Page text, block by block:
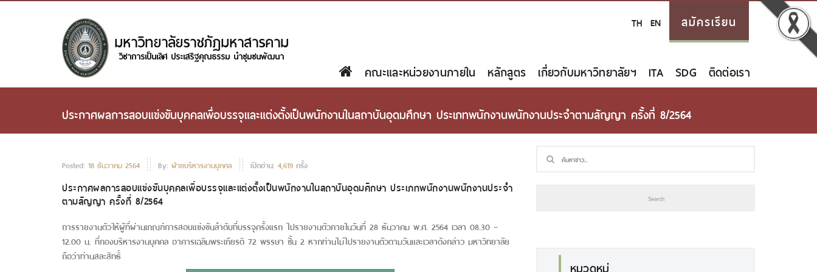
TH EN สมัครเรียน
คณะและหน่วยงานภายใน หลักสูตร เกี่ยวกับมหาวิทยาลัยฯ ITA SDG ติดต่อเรา
ประกาศผลการสอบแข่งขันบุคคลเพื่อบรรจุและแต่งตั้งเป็นพนักงานในสถาบันอุดมศึกษา ประเภทพนักงานพนักงานประจำตามสัญญา ครั้งที่ 8/2564
Posted: 18 ธันวาคม 2564 By: ฝ่ายบริหารงานบุคคล เปิดอ่าน: 4,619 ครั้ง
ประกาศผลการสอบแข่งขันบุคคลเพื่อบรรจุและแต่งตั้งเป็นพนักงานในสถาบันอุดมศึกษา ประเภทพนักงานพนักงานประจำ
ตามสัญญา ครั้งที่ 8/2564
การรายงานตัวให้ผู้ที่ผ่านเกณฑ์การสอบแข่งขันลำดับที่บรรจุครั้งแรก ไปรายงานตัวภายในวันที่ 28 ธันวาคม พ.ศ. 2564 เวลา 08.30 –
12.00 น. ที่กองบริหารงานบุคคล อาคารเฉลิมพระเกียรติ 72 พรรษา ชั้น 2 หากท่านไม่ไปรายงานตัวตามวันและเวลาดังกล่าว มหาวิทยาลัย
ถือว่าท่านสละสิทธิ์
หมวดหมู่